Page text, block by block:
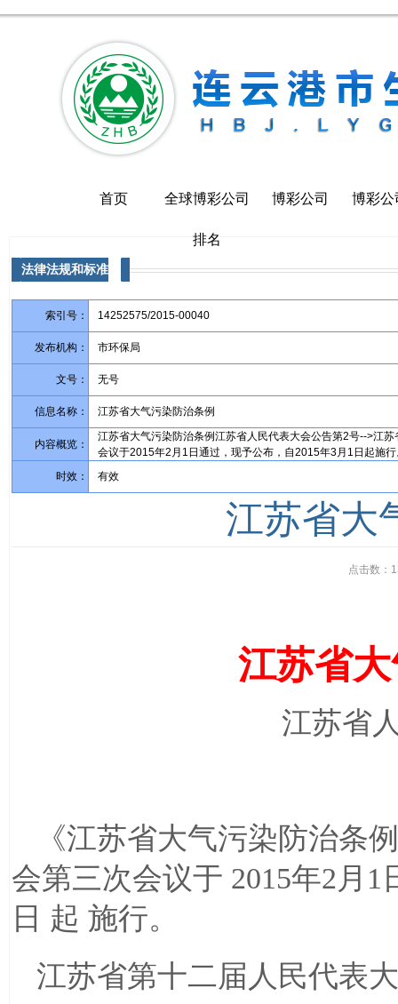
首页 全球博彩公司
排名
博彩公司 博彩公
法律法规和标准
索引号： 14252575/2015-00040
发布机构： 市环保局
文号： 无号
信息名称： 江苏省大气污染防治条例
内容概览：
江苏省大气污染防治条例江苏省人民代表大会公告第2号-->江
会议于2015年2月1日通过，现予公布，自2015年3月1日起施行
时效：
有效
江苏省大
点击数：
江苏省
江苏省
《江苏省大气污染防治条
会第三次会议于 2015年2月1
日 起 施行。
江苏省第十二届人民代表